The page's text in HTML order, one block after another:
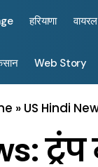
हरियाणा वायरल
Web Story
» US Hindi